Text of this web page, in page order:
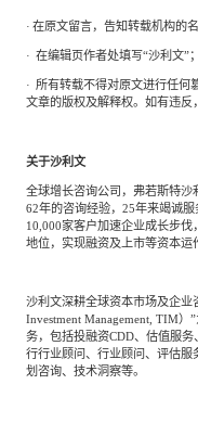
· 在原文留言，告知转载机构的
· 在编辑页作者处填写“沙利文”；
· 所有转载不得对原文进行任何
文章的版权及解释权。如有违反
关于沙利文
全球增长咨询公司，弗若斯特沙
62年的咨询经验，25年来竭诚
10,000家客户加速企业成长步
地位，实现融资及上市等资本运
沙利文深耕全球资本市场及企业
Investment Management, TIM）”
务，包括投融资CDD、估值服
行行业顾问、行业顾问、评估
划咨询、技术洞察等。